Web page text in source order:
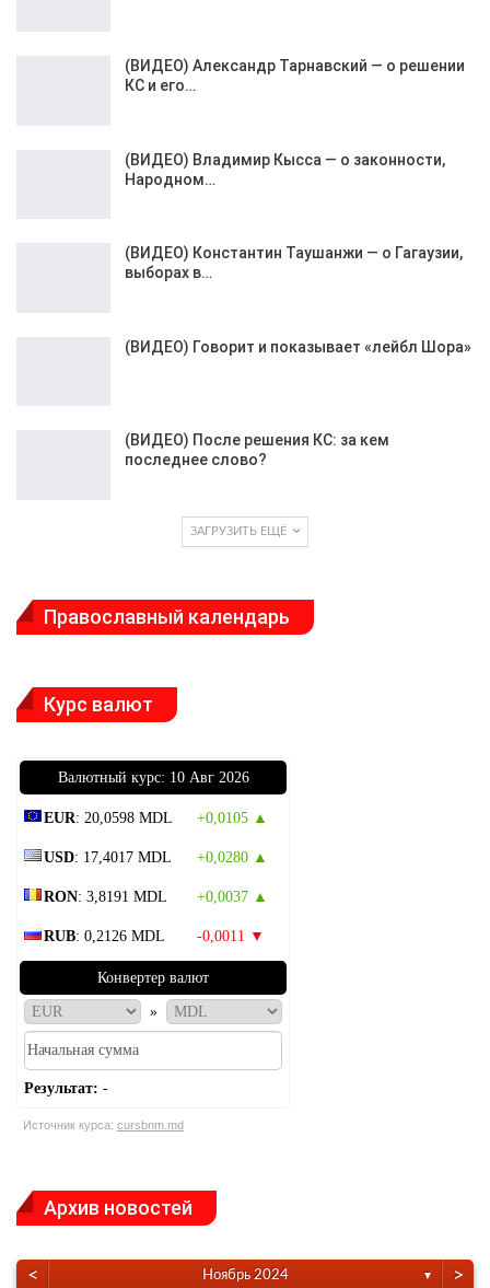
(ВИДЕО) Александр Тарнавский — о решении
КС и его…
(ВИДЕО) Владимир Кысса — о законности,
Народном…
(ВИДЕО) Константин Таушанжи — о Гагаузии,
выборах в…
(ВИДЕО) Говорит и показывает «лейбл Шора»
(ВИДЕО) После решения КС: за кем
последнее слово?
ЗАГРУЗИТЬ ЕЩЁ
Православный календарь
Курс валют
Bалютный курс: 10 Авг 2026
EUR: 20,0598 MDL +0,0105 ▲
USD: 17,4017 MDL +0,0280 ▲
RON: 3,8191 MDL +0,0037 ▲
RUB: 0,2126 MDL -0,0011 ▼
Конвертер валют
»
Результат: -
Источник курса: cursbnm.md
Архив новостей
< Ноябрь 2024 ▼ >